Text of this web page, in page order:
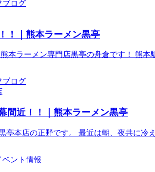
ブログ
！｜熊本ラーメン黒亭
本ラーメン専門店黒亭の舟倉です！ 熊
ブログ
間近！！｜熊本ラーメン黒亭
亭本店の正野です。 最近は朝、夜共に
ベント情報